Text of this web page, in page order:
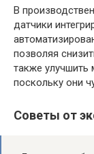
В
датчики
позволяя
также улучшить
поскольку они
Советы от